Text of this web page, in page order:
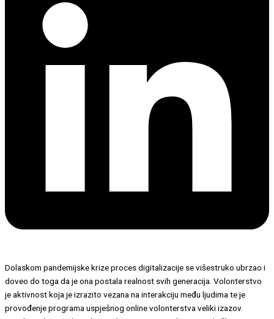
Dolaskom pandemijske krize proces digitalizacije se višestruko ubrzao i
doveo do toga da je ona postala realnost svih generacija. Volonterstvo
je aktivnost koja je izrazito vezana na interakciju među ljudima te je
provođenje programa uspješnog online volonterstva veliki izazov.